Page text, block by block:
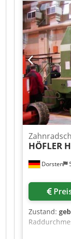
Modul Max.
Hjkjrf
wheel and
profile
Dorsten
HÖFLER
Zustand:
mm Modul